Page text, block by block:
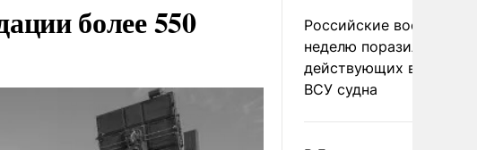
более 550
Российские военные за
неделю поразили 34
действующих в
ВСУ судна